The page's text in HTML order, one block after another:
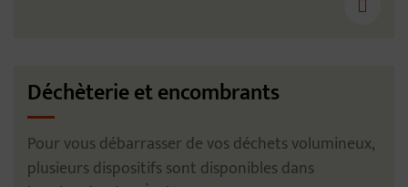
Déchèterie et encombrants
Pour vous débarrasser de vos déchets volumineux,
plusieurs dispositifs sont disponibles dans